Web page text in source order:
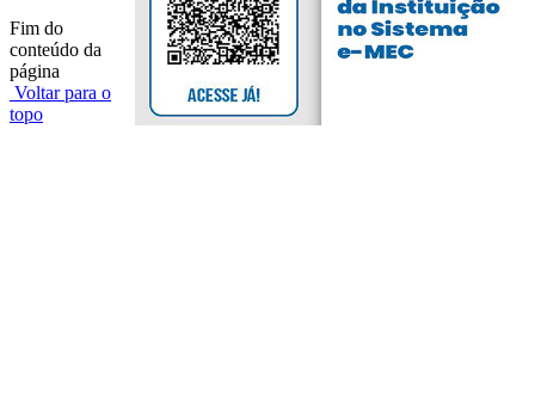
Fim do
conteúdo da
página
Voltar para o
topo